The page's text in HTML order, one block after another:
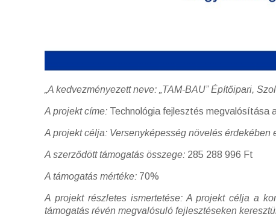
„A kedvezményezett neve: „TAM-BAU” Építőipari,
A projekt címe: Technológia fejlesztés megvalósítása
A projekt célja: Versenyképesség növelés
A szerződött támogatás összege: 285 288 996 Ft
A támogatás mértéke: 70%
A projekt részletes ismertetése: A projekt célja a
támogatás révén megvalósuló fejlesztéseken